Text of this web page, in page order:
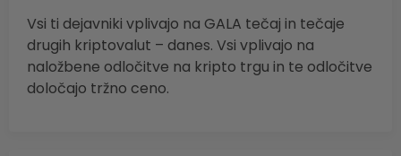
Vsi ti dejavniki vplivajo na GALA tečaj in tečaje
drugih kriptovalut – danes. Vsi vplivajo na
naložbene odločitve na kripto trgu in te odločitve
določajo tržno ceno.